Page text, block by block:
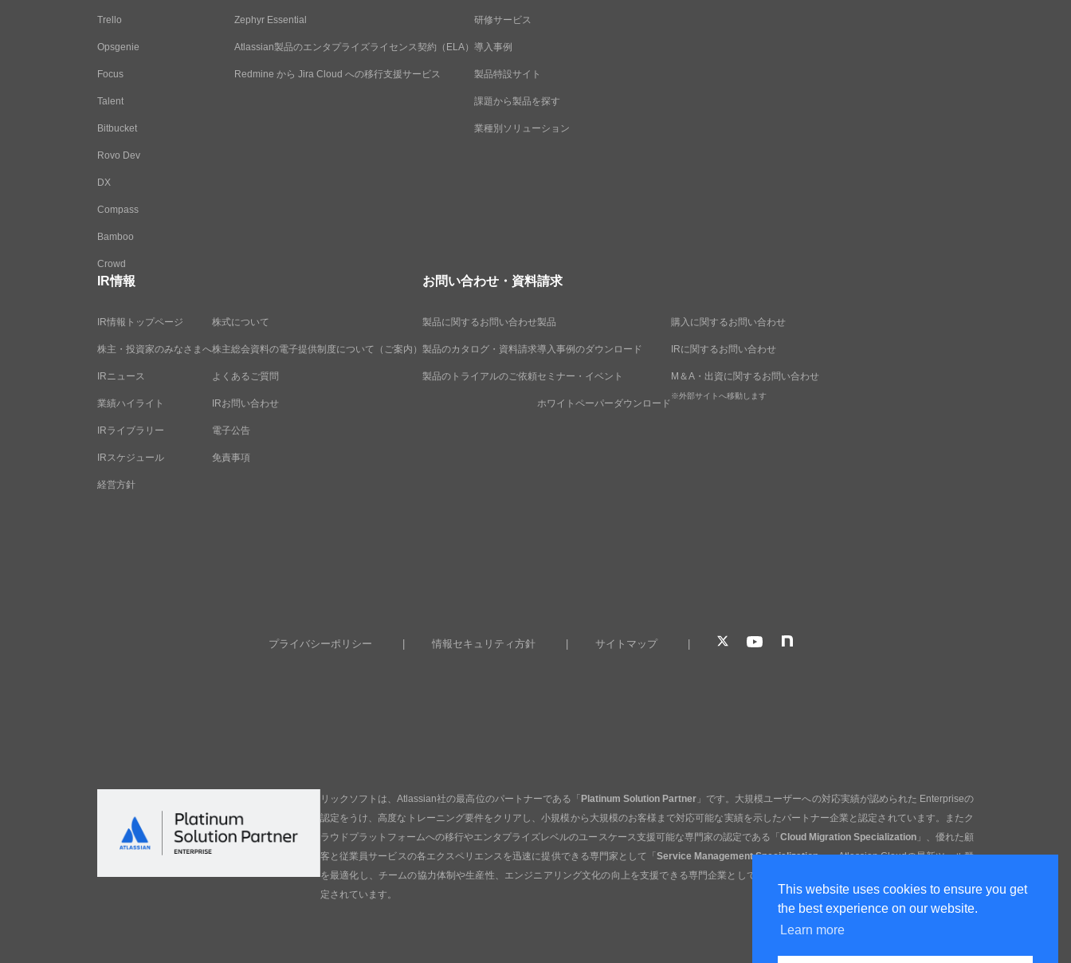
This website uses cookies to ensure you get
the best experience on our website.
Learn more
Trello
Opsgenie
Focus
Talent
Bitbucket
Rovo Dev
DX
Compass
Bamboo
Crowd
Zephyr Essential
Atlassian製品のエンタプライズライセンス契約（ELA）
Redmine から Jira Cloud への移行支援サービス
研修サービス
導入事例
製品特設サイト
課題から製品を探す
業種別ソリューション
IR情報
IR情報トップページ
株主・投資家のみなさまへ
IRニュース
業績ハイライト
IRライブラリー
IRスケジュール
経営方針
株式について
株主総会資料の電子提供制度について（ご案内）
よくあるご質問
IRお問い合わせ
電子公告
免責事項
お問い合わせ・資料請求
製品に関するお問い合わせ
製品のカタログ・資料請求
製品のトライアルのご依頼
製品
導入事例のダウンロード
セミナー・イベント
ホワイトペーパーダウンロード
購入に関するお問い合わせ
IRに関するお問い合わせ
M＆A・出資に関するお問い合わせ
※外部サイトへ移動します
プライバシーポリシー 情報セキュリティ方針 サイトマップ
リックソフトは、Atlassian社の最高位のパートナーである「 Platinum Solution Partner 」です。大規模ユーザーへの対応実績が認められた Enterpriseの
認定をうけ、高度なトレーニング要件をクリアし、小規模から大規模のお客様まで対応可能な実績を示したパートナー企業と認定されています。またク
ラウドプラットフォームへの移行やエンタプライズレベルのユースケース支援可能な専門家の認定である「 Cloud Migration Specialization」、優れた顧
客と従業員サービスの各エクスペリエンスを迅速に提供できる専門家として「Service Management Specialization」、Atlassian Cloudの最新ツール群
を最適化し、チームの協力体制や生産性、エンジニアリング文化の向上を支援できる専門企業として「
定されています。